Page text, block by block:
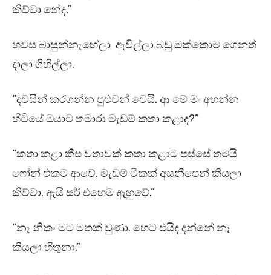
කිව්වා නේද.”
හවස බාසුන්නැහේලා ඇවිල්ලා බඩු ඔක්කොම ගෙනත්
දාලා ගිහිල්ලා.
“දවසින් කරගන්න පුළුවන් වෙයි. ආ මේ මං අහන්න
හිටියේ ඔයාට තමාරා මැඩම් කතා කළාද?”
“කතා කළා කීප වතාවක් කතා කළාට පස්සේ තමයි
ෆෝන් එකට ආවේ. මැඩම් ටිකක් අසනීපෙන් කියලා
කිව්වා. ඇයි සර් එහෙම ඇහුවේ.”
“නෑ නිකං මට මතක් වුණා. හෙට එයිද දන්නේ නෑ
කියලා හිතුනා.”